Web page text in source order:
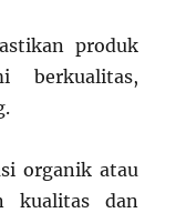
produk
berkualitas,
organik atau
kualitas dan